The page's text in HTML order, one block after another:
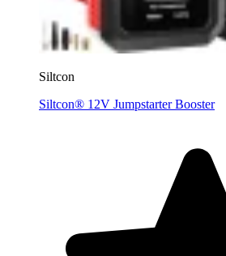
Siltcon
Siltcon® 12V Jumpstarter Booster